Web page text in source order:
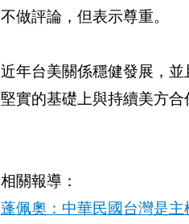
不做評論，但表示尊重。
近年台美關係穩健發展，
堅實的基礎上與持續美方合
相關報導：
蓬佩奧：中華民國台灣是